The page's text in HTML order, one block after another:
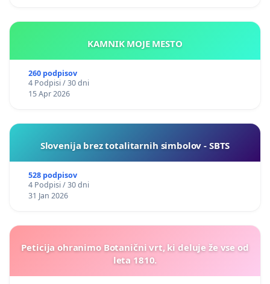
KAMNIK MOJE MESTO
260 podpisov
4 Podpisi / 30 dni
15 Apr 2026
Slovenija brez totalitarnih simbolov - SBTS
528 podpisov
4 Podpisi / 30 dni
31 Jan 2026
Peticija ohranimo Botanični vrt, ki deluje že vse od
leta 1810.